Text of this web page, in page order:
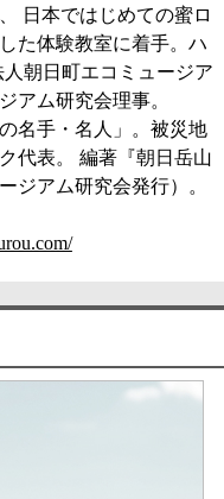
日本ではじめての蜜ロ
た体験教室に着手。ハ
朝日町エコミュージア
アム研究会理事。
名手・名人」。被災地
代表。 編著『朝日岳山
ジアム研究会発行）。